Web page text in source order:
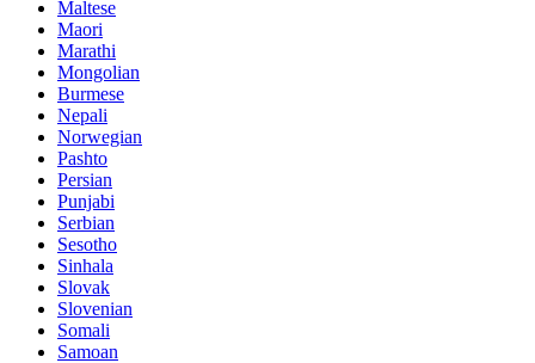
Maltese
Maori
Marathi
Mongolian
Burmese
Nepali
Norwegian
Pashto
Persian
Punjabi
Serbian
Sesotho
Sinhala
Slovak
Slovenian
Somali
Samoan